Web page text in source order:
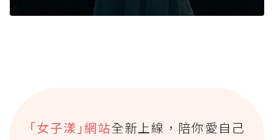
｢女子漾｣網站全新上線，陪你愛自己